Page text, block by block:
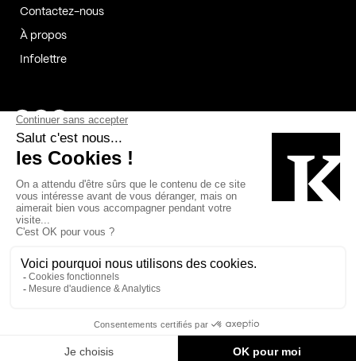
Contactez-nous
À propos
Infolettre
Page Facebook de Kollectif
Page Instagram de Kollectif
Page Linkedin de Kollectif
Bâtiment-Durable-Québec-1
Esquisses-1IRAC-1
MP-1 v2com-1
Cookies